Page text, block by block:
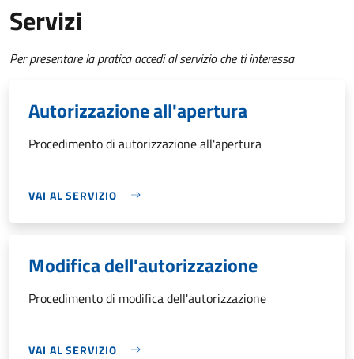
Servizi
Per presentare la pratica accedi al servizio che ti interessa
Autorizzazione all'apertura
Procedimento di autorizzazione all'apertura
VAI AL SERVIZIO
Modifica dell'autorizzazione
Procedimento di modifica dell'autorizzazione
VAI AL SERVIZIO